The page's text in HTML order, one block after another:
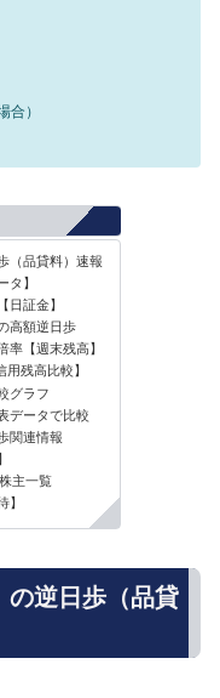
合）
（品貸料）速報
タ】
日証金】
高額逆日歩
率【週末残高】
残高比較】
グラフ
データで比較
関連情報
主一覧
】
の逆日歩（品貸